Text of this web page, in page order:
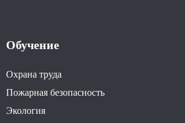
Обучение
Охрана труда
Пожарная безопасность
Экология